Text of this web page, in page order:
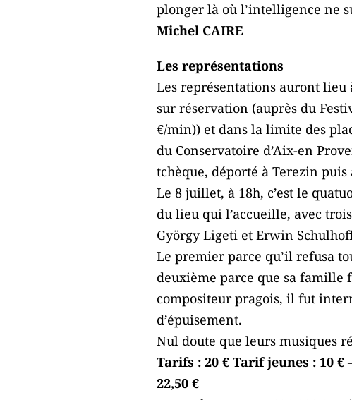
plonger là où l’intelligence ne
Michel CAIRE
Les représentations
Les représentations auront lieu
sur réservation (auprès du
€/min)) et dans la limite des
du Conservatoire d’Aix-en
tchèque, déporté à Terezin
Le 8 juillet, à 18h, c’est le
du lieu qui l’accueille, avec
György Ligeti et Erwin
Le premier parce qu’il refusa
deuxième parce que sa famille
compositeur pragois, il fut
d’épuisement.
Nul doute que leurs musiques
Tarifs : 20 € Tarif jeunes : 10
22,50 €